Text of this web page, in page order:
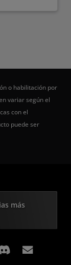
o habilitación por
variar según el
con el
puede ser
más